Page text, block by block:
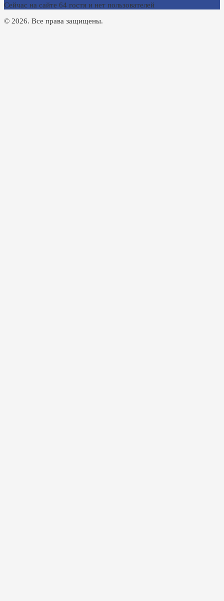
Сейчас на сайте 64 гостя и нет пользователей
© 2026. Все права защищены.